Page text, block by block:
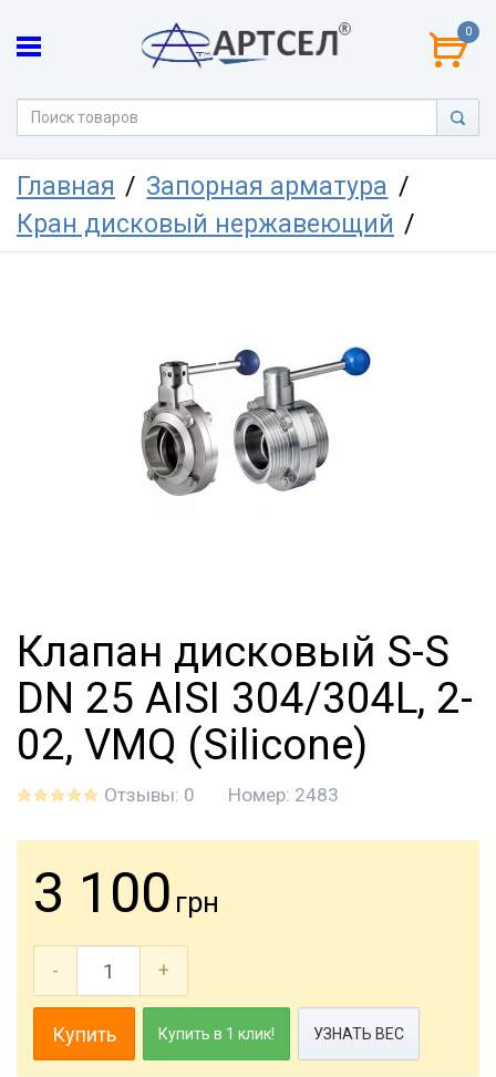
0
Главная
Запорная арматура
Кран дисковый нержавеющий
Клапан дисковый S-S
DN 25 AISI 304/304L, 2-
02, VMQ (Silicone)
Отзывы: 0 Номер: 2483
3 100 грн
- +
Купить Купить в 1 клик! УЗНАТЬ ВЕС